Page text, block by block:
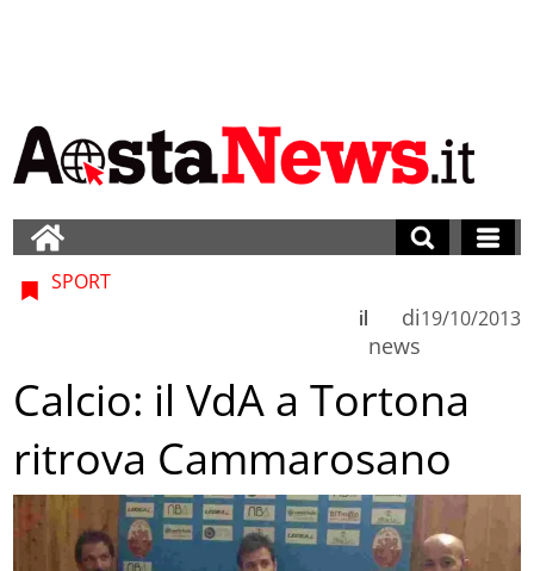
SPORT
di
news
il 19/10/2013
Calcio: il VdA a Tortona
ritrova Cammarosano